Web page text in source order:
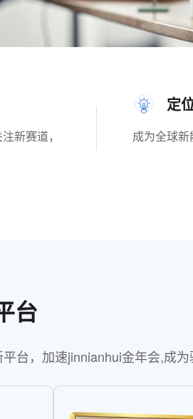
新赛道，
定
成为全球
台
台，加速jinnianhui金年会,成